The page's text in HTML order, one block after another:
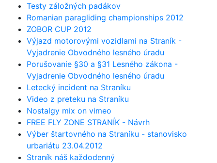
Testy záložných padákov
Romanian paragliding championships 2012
ZOBOR CUP 2012
Výjazd motorovými vozidlami na Straník -
Vyjadrenie Obvodného lesného úradu
Porušovanie §30 a §31 Lesného zákona -
Vyjadrenie Obvodného lesného úradu
Letecký incident na Straníku
Video z preteku na Straníku
Nostalgy mix on vimeo
FREE FLY ZONE STRANÍK - Návrh
Výber štartovného na Straníku - stanovisko
urbariátu 23.04.2012
Straník náš každodenný